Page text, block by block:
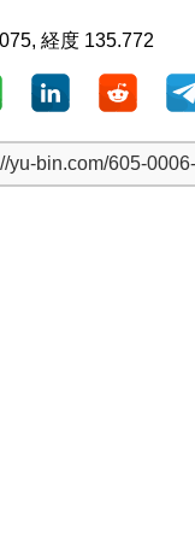
経度 135.772